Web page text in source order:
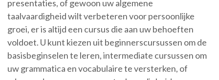
presentaties, of gewoon uw algemene
taalvaardigheid wilt verbeteren voor persoonlijke
groei, er is altijd een cursus die aan uw behoeften
voldoet. U kunt kiezen uit beginnerscursussen om de
basisbeginselen te leren, intermediate cursussen om
uw grammatica en vocabulaire te versterken, of